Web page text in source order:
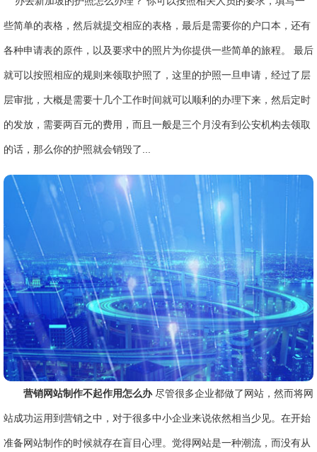
些简单的表格，然后就提交相应的表格，最后是需要你的户口本，还有
各种申请表的原件，以及要求中的照片为你提供一些简单的旅程。 最后
就可以按照相应的规则来领取护照了，这里的护照一旦申请，经过了层
层审批，大概是需要十几个工作时间就可以顺利的办理下来，然后定时
的发放，需要两百元的费用，而且一般是三个月没有到公安机构去领取
的话，那么你的护照就会销毁了...
营销网站制作不起作用怎么办尽管很多企业都做了网站，然而将网
站成功运用到营销之中，对于很多中小企业来说依然相当少见。在开始
准备网站制作的时候就存在盲目心理。觉得网站是一种潮流，而没有从